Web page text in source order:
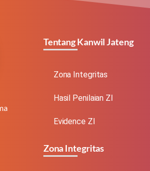
Tentang Kanwil Jateng
Zona Integritas
Hasil Penilaian ZI
Evidence ZI
Zona Integritas